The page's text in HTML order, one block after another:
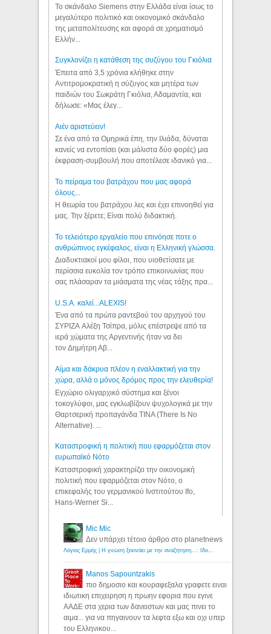
Το σκάνδαλο Siemens στην Ελλάδα είναι ίσως το
μεγαλύτερο πολιτικό και οικονομικό σκάνδαλο
της μεταπολίτευσης και αφορά σε χρηματισμό
Ελλήν...
Συγκλονίζει η κατάθεση της συζύγου του Γκιόλια
Έπειτα από 3,5 χρόνια κλήθηκε στην
Αντιτρομοκρατική η σύζυγος και μητέρα των
παιδιών του Σωκράτη Γκιόλια, Αδαμαντία, και
δήλωσε: «Μας έλεγ...
Aιέν αριστεύειν!
Σε ένα από τα Ομηρικά έπη, την Ιλιάδα, δύναται
κανείς να εντοπίσει (και μάλιστα δύο φορές) μια
έκφραση-συμβουλή που αποτέλεσε ιδανικό για...
Το πείραμα του βατράχου που μας αφορά
όλους...
Η θεωρία του βατράχου λες και έχει επινοηθεί για
μας. Την ξέρετε; Είναι πολύ διδακτική.
Το τελειότερο εργαλείο που επινόησε ποτε ο
ανθρώπινος εγκέφαλος, είναι η Ελληνική γλώσσα.
Διαδυκτιακοί μου φίλοι, που υιοθετίσατε με
περίσσια ευκολία τον τρόπο επικοινωνίας που
σας πλάσαραν τα μιάσματα της νέας τάξης πρα...
U.S.A. καλεί...ALEXIS!
Ένα από τα πρώτα ραντεβού του αρχηγού του
ΣΥΡΙΖΑ Αλέξη Τσίπρα, μόλις επέστρεψε από τα
ιερά χώματα της Αργεντινής ήταν να δει
τον Δημήτρη Αβ...
Αίμα και δάκρυα πλέον η εναλλακτική για την
χώρα, αλλά ο μόνος δρόμος προς την ελευθερία!
Εγχώριο ολιγαρχικό σύστημα και ξένοι
τοκογλύφοι, μας εγκλωβίζουν ψυχολογικά με την
Θαρτσερική προπαγάνδα TINA (There Is No
Alternative). ...
Καταστροφική η πολιτική που εφαρμόζεται στον
ευρωπαϊκό Νότο
Καταστροφική χαρακτηρίζει την οικονομική
πολιτική που εφαρμόζεται στον Νότο, ο
επικεφαλής του γερμανικού Ινστιτούτου Ifo,
Hans-Werner Si...
Mic Mic
Δεν υπάρχει τέτοιο άρθρο στο planetnews
Λόγιος Ερμής | Η γνώση ξεκινάει με την αναζήτηση...: Ιδού οι 18 που χρωστούν 11 δις ευρώ!
Manos Sapountzakis
πιο δημοσιο και κουραφεξαλα γραφετε ειναι
ιδιωτικη επιχειρηση η πρωην εφορια που εγινε
ΑΑΔΕ στα χερια των δανειστων και μας πινει το
αιμα... για να πηγαινουν τα λεφτα εξω και οχι υπερ
του Ελληνικου...